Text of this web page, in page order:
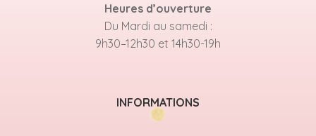
Heures d’ouverture
Du Mardi au samedi :
9h30–12h30 et 14h30-19h
INFORMATIONS